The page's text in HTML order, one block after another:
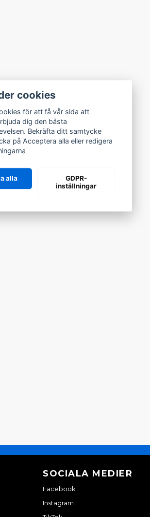
SOCIALA MEDIER
Facebook
Instagram
cookies
för att få vår sida att
dig den bästa
Bekräfta ditt samtycke
på Acceptera alla eller redigera
alla
GDPR-
inställningar